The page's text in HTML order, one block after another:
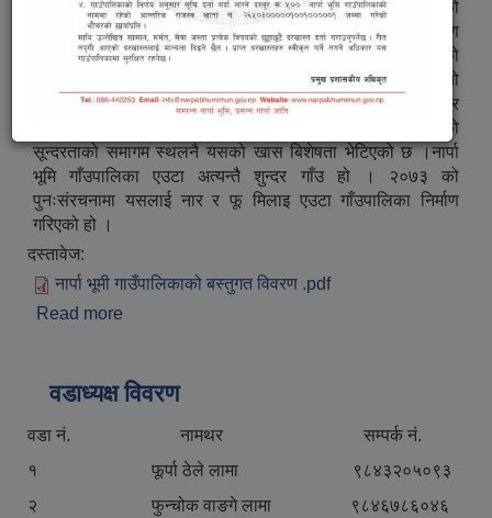
नार्पा भूमि गाँउपालिका एउटा अत्यन्तै सुन्दर गाँउ हो । २०७३ को
पुनःसंरचनामा यसलाई नार र फु मिलाइ एउटा गाँउपालिका निर्माण
गरिएको हो । यो गाँउलाई सन २००३ देखि पर्यटकको लागि खोलिएको
थियो । यो गाँउ चिनको नजिक पर्ने भएको र खम्पाहरुले यसलाई आफनो
कार्यक्षेत्र बनाएको पाइन्छ । यहाँ हिमालको सुन्दरता र करीब ११ हजार
फीटको उचाइमा बसेको मानव बस्ती, उत्पादन र मानब जीवन संचालनको
सून्दरताको समागम स्थलनै यसको खास बिशेषता भेटिएको छ ।नार्पा
भूमि गाँउपालिका एउटा अत्यन्तै शुन्दर गाँउ हो । २०७३ को
पुनःसंरचनामा यसलाई नार र फू मिलाइ एउटा गाँउपालिका निर्माण
गरिएको हो ।
दस्तावेज:
नार्पा भूमी गाउँपालिकाको बस्तुगत विवरण .pdf
Read more
वडाध्यक्ष विवरण
वडा नं. नामथर सम्पर्क नं.
१ फूर्पा ठेले लामा ९८४३२०५०९३
२ फुन्चोक वाङगे लामा ९८४६७८६०४६